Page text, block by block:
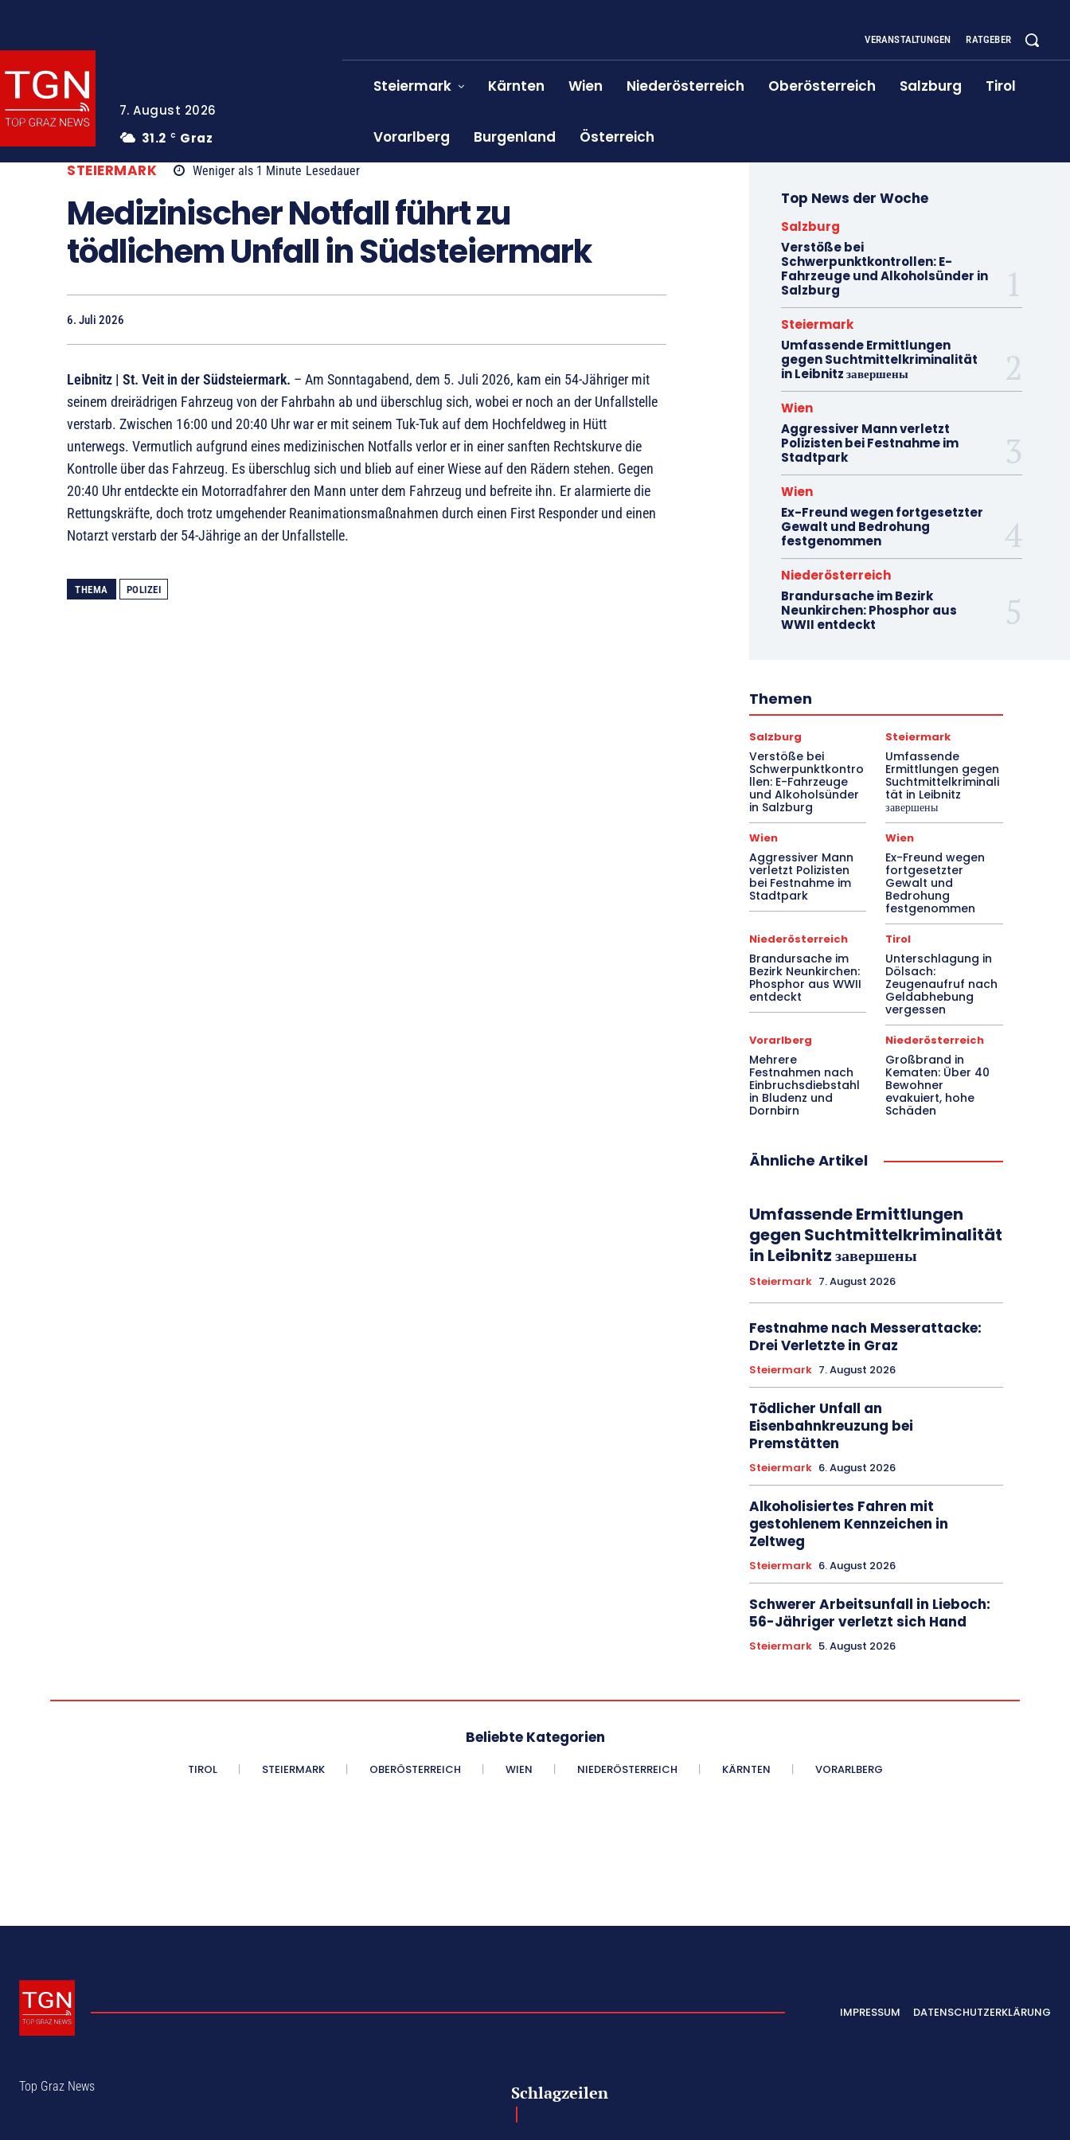
7. August 2026
31.2 C Graz
VERANSTALTUNGEN RATGEBER
Steiermark Kärnten Wien Niederösterreich Oberösterreich Salzburg Tirol
Vorarlberg Burgenland
Österreich
STEIERMARK
Weniger als 1 Minute Lesedauer
Medizinischer Notfall führt zu
tödlichem Unfall in Südsteiermark
6. Juli 2026
Leibnitz | St. Veit in der Südsteiermark. – Am Sonntagabend, dem 5. Juli 2026, kam ein 54-Jähriger mit
seinem dreirädrigen Fahrzeug von der Fahrbahn ab und überschlug sich, wobei er noch an der Unfallstelle
verstarb. Zwischen 16:00 und 20:40 Uhr war er mit seinem Tuk-Tuk auf dem Hochfeldweg in Hütt
unterwegs. Vermutlich aufgrund eines medizinischen Notfalls verlor er in einer sanften Rechtskurve die
Kontrolle über das Fahrzeug. Es überschlug sich und blieb auf einer Wiese auf den Rädern stehen. Gegen
20:40 Uhr entdeckte ein Motorradfahrer den Mann unter dem Fahrzeug und befreite ihn. Er alarmierte die
Rettungskräfte, doch trotz umgehender Reanimationsmaßnahmen durch einen First Responder und einen
Notarzt verstarb der 54-Jährige an der Unfallstelle.
THEMA POLIZEI
Top News der Woche
Salzburg
Verstöße bei
Schwerpunktkontrollen: E-
Fahrzeuge und Alkoholsünder in
Salzburg
Steiermark
Umfassende Ermittlungen
gegen Suchtmittelkriminalität
in Leibnitz завершены
Wien
Aggressiver Mann verletzt
Polizisten bei Festnahme im
Stadtpark
Wien
Ex-Freund wegen fortgesetzter
Gewalt und Bedrohung
festgenommen
Niederösterreich
Brandursache im Bezirk
Neunkirchen: Phosphor aus
WWII entdeckt
Themen
Salzburg
Verstöße bei
Schwerpunktkontro
llen: E-Fahrzeuge
und Alkoholsünder
in Salzburg
Steiermark
Umfassende
Ermittlungen gegen
Suchtmittelkriminali
tät in Leibnitz
завершены
Wien
Aggressiver Mann
verletzt Polizisten
bei Festnahme im
Stadtpark
Wien
Ex-Freund wegen
fortgesetzter
Gewalt und
Bedrohung
festgenommen
Niederösterreich
Brandursache im
Bezirk Neunkirchen:
Phosphor aus WWII
entdeckt
Tirol
Unterschlagung in
Dölsach:
Zeugenaufruf nach
Geldabhebung
vergessen
Vorarlberg
Mehrere
Festnahmen nach
Einbruchsdiebstahl
in Bludenz und
Dornbirn
Niederösterreich
Großbrand in
Kematen: Über 40
Bewohner
evakuiert, hohe
Schäden
Ähnliche Artikel
Umfassende Ermittlungen
gegen Suchtmittelkriminalität
in Leibnitz завершены
Steiermark 7. August 2026
Festnahme nach Messerattacke:
Drei Verletzte in Graz
Steiermark 7. August 2026
Tödlicher Unfall an
Eisenbahnkreuzung bei
Premstätten
Steiermark 6. August 2026
Alkoholisiertes Fahren mit
gestohlenem Kennzeichen in
Zeltweg
Steiermark 6. August 2026
Schwerer Arbeitsunfall in Lieboch:
56-Jähriger verletzt sich Hand
Steiermark 5. August 2026
Beliebte Kategorien
TIROL STEIERMARK OBERÖSTERREICH WIEN NIEDERÖSTERREICH KÄRNTEN VORARLBERG
IMPRESSUM DATENSCHUTZERKLÄRUNG
Top Graz News Schlagzeilen